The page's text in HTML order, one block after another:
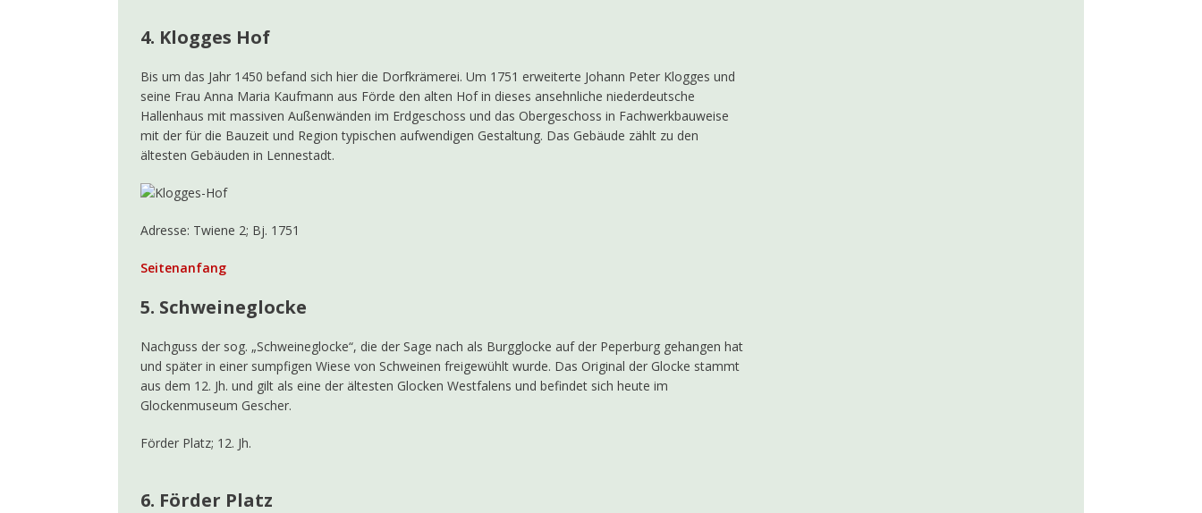
4. Klogges Hof
Bis um das Jahr 1450 befand sich hier die Dorfkrämerei. Um 1751 erweiterte Johann Peter Klogges und
seine Frau Anna Maria Kaufmann aus Förde den alten Hof in dieses ansehnliche niederdeutsche
Hallenhaus mit massiven Außenwänden im Erdgeschoss und das Obergeschoss in Fachwerkbauweise
mit der für die Bauzeit und Region typischen aufwendigen Gestaltung. Das Gebäude zählt zu den
ältesten Gebäuden in Lennestadt.
Adresse: Twiene 2; Bj. 1751
Seitenanfang
5. Schweineglocke
Nachguss der sog. „Schweineglocke“, die der Sage nach als Burgglocke auf der Peperburg gehangen hat
und später in einer sumpfigen Wiese von Schweinen freigewühlt wurde. Das Original der Glocke stammt
aus dem 12. Jh. und gilt als eine der ältesten Glocken Westfalens und befindet sich heute im
Glockenmuseum Gescher.
Förder Platz; 12. Jh.
6. Förder Platz